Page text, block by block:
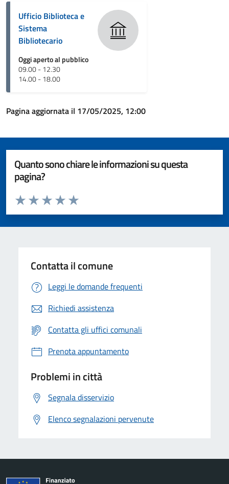
Ufficio Biblioteca e
Sistema
Bibliotecario
Oggi aperto al pubblico
09.00 - 12.30
14.00 - 18.00
Pagina aggiornata il 17/05/2025, 12:00
Quanto sono chiare le informazioni su questa
pagina?
Valuta da 1 a 5 stelle la pagina
Valuta 5 stelle su 5
Valuta 4 stelle su 5
Valuta 3 stelle su 5
Valuta 2 stelle su 5
Valuta 1 stelle su 5
Contatta il comune
Leggi le domande frequenti
Richiedi assistenza
Contatta gli uffici comunali
Prenota appuntamento
Problemi in città
Segnala disservizio
Elenco segnalazioni pervenute